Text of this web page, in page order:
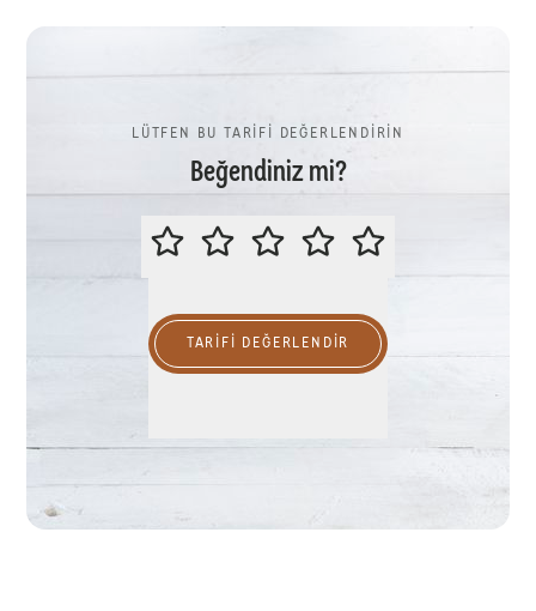
LÜTFEN BU TARİFİ DEĞERLENDİRİN
Beğendiniz mi?
LÜTFEN BU TARİFİ
TARIFI DEĞERLENDİR